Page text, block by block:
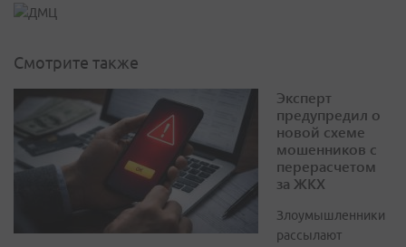
Смотрите также
Эксперт
предупредил о
новой схеме
мошенников с
перерасчетом
за ЖКХ
Злоумышленники
рассылают